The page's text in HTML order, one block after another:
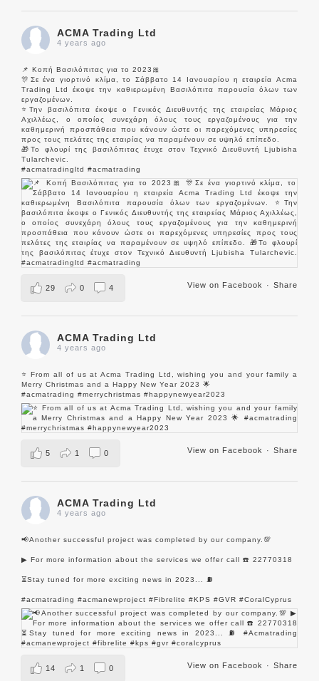
ACMA Trading Ltd
4 years ago
📌 Κοπή Βασιλόπιτας για το 2023🎀
🎊Σε ένα γιορτινό κλίμα, το Σάββατο 14 Ιανουαρίου η εταιρεία Acma
Trading Ltd έκοψε την καθιερωμένη Βασιλόπιτα παρουσία όλων των
εργαζομένων.
⭐️Την βασιλόπιτα έκοψε ο Γενικός Διευθυντής της εταιρείας Μάριος
Αχιλλέως, ο οποίος συνεχάρη όλους τους εργαζομένους για την
καθημερινή προσπάθεια που κάνουν ώστε οι παρεχόμενες υπηρεσίες
προς τους πελάτες της εταιρίας να παραμένουν σε υψηλό επίπεδο.
🎁Το φλουρί της βασιλόπιτας έτυχε στον Τεχνικό Διευθυντή Ljubisha
Tularchevic.
#acmatradingltd #acmatrading
View on Facebook · Share
29 0 4
ACMA Trading Ltd
4 years ago
⭐️ From all of us at Acma Trading Ltd, wishing you and your family a
Merry Christmas and a Happy New Year 2023 🌟
#acmatrading #merrychristmas #happynewyear2023
View on Facebook · Share
5 1 0
ACMA Trading Ltd
4 years ago
📢Another successful project was completed by our company.💯
▶ For more information about the services we offer call ☎️ 22770318
⏳Stay tuned for more exciting news in 2023... ⛽️
#acmatrading #acmanewproject #Fibrelite #KPS #GVR #CoralCyprus
View on Facebook · Share
14 1 0